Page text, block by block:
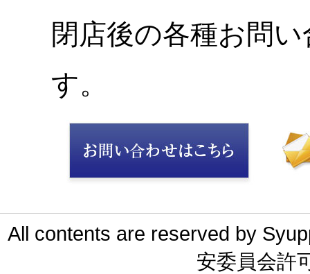
閉店後の各種お問
す。
All contents are reserved by
安委員会許